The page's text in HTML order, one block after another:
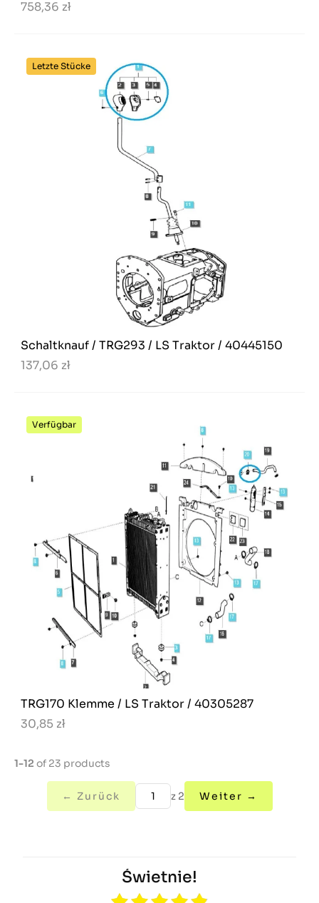
758,36 zł
Letzte Stücke
Schaltknauf / TRG293 / LS Traktor / 40445150
137,06 zł
Verfügbar
TRG170 Klemme / LS Traktor / 40305287
30,85 zł
1-12 of 23 products
← Zurück z 2 Weiter →
Świetnie!